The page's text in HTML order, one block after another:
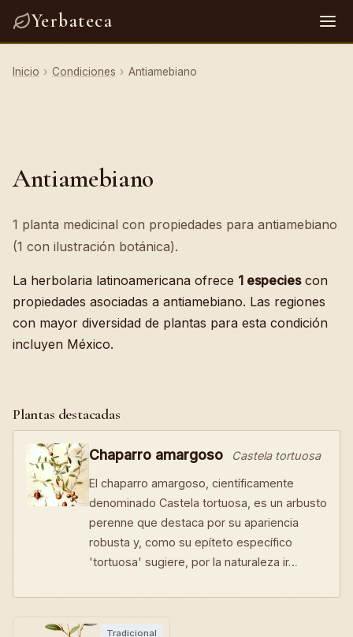
Yerbateca
Inicio › Condiciones › Antiamebiano
Antiamebiano
1 planta medicinal con propiedades para antiamebiano
(1 con ilustración botánica).
La herbolaria latinoamericana ofrece 1 especiescon
propiedades asociadas a antiamebiano. Las regiones
con mayor diversidad de plantas para esta condición
incluyen México.
Plantas destacadas
Chaparro amargoso Castela tortuosa
El chaparro amargoso, científicamente
denominado Castela tortuosa, es un arbusto
perenne que destaca por su apariencia
robusta y, como su epíteto específico
'tortuosa' sugiere, por la naturaleza ir…
Tradicional